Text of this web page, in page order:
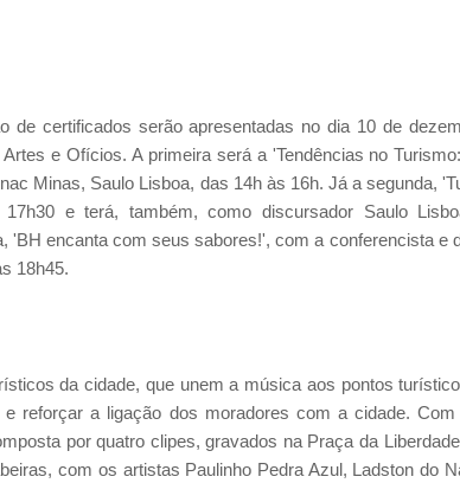
de certificados serão apresentadas no dia 10 de
e Ofícios. A primeira será a 'Tendências no
Minas, Saulo Lisboa, das 14h às 16h. Já a segunda,
e terá, também, como discursador Saulo
'BH encanta com seus sabores!', com a conferencista e
18h45.
da cidade, que unem a música aos pontos
reforçar a ligação dos moradores com a cidade.
por quatro clipes, gravados na Praça da
com os artistas Paulinho Pedra Azul, Ladston do